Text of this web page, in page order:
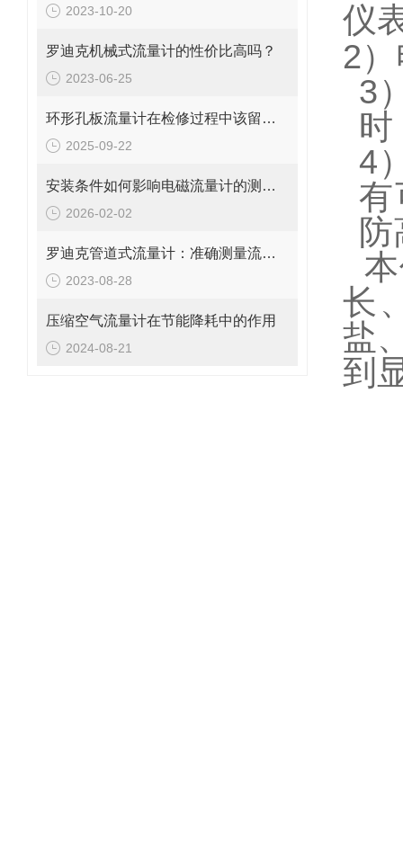
2023-10-20
罗迪克机械式流量计的性价比高吗？
2023-06-25
环形孔板流量计在检修过程中该留意的事项
2025-09-22
安装条件如何影响电磁流量计的测量精度?
2026-02-02
罗迪克管道式流量计：准确测量流体的精密工具
2023-08-28
压缩空气流量计在节能降耗中的作用
2024-08-21
仪
2
3
4
有
长
盐
到